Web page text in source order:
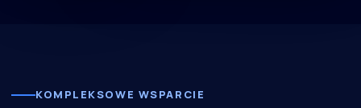
KOMPLEKSOWE WSPARCIE